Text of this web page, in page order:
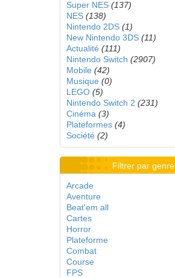
Super NES (137)
NES (138)
Nintendo 2DS (1)
New Nintendo 3DS (11)
Actualité (111)
Nintendo Switch (2907)
Mobile (42)
Musique (0)
LEGO (5)
Nintendo Switch 2 (231)
Cinéma (3)
Plateformes (4)
Société (2)
Filtrer par genre
Arcade
Aventure
Beat'em all
Cartes
Horror
Plateforme
Combat
Course
FPS